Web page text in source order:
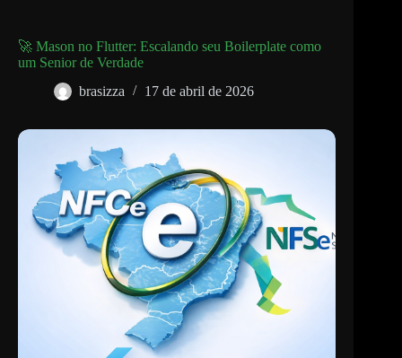
🚀 Mason no Flutter: Escalando seu Boilerplate como
um Senior de Verdade
brasizza
17 de abril de 2026